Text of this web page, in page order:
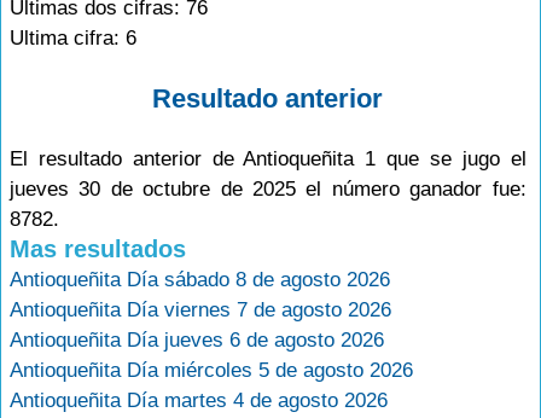
Ultimas dos cifras: 76
Ultima cifra: 6
Resultado anterior
El resultado anterior de Antioqueñita 1 que se jugo el
jueves 30 de octubre de 2025 el número ganador fue:
8782.
Mas resultados
Antioqueñita Día sábado 8 de agosto 2026
Antioqueñita Día viernes 7 de agosto 2026
Antioqueñita Día jueves 6 de agosto 2026
Antioqueñita Día miércoles 5 de agosto 2026
Antioqueñita Día martes 4 de agosto 2026